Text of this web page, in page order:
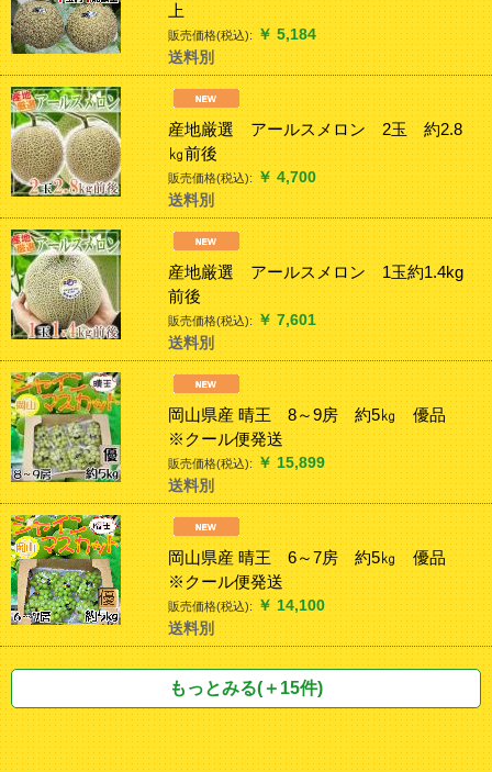
上
販売価格(税込): ￥5,184
送料別
産地厳選 アールスメロン 2玉 約2.8
㎏前後
販売価格(税込): ￥4,700
送料別
産地厳選 アールスメロン 1玉約1.4kg
前後
販売価格(税込): ￥7,601
送料別
岡山県産 晴王 8～9房 約5㎏ 優品
※クール便発送
販売価格(税込): ￥15,899
送料別
岡山県産 晴王 6～7房 約5㎏ 優品
※クール便発送
販売価格(税込): ￥14,100
送料別
もっとみる(＋15件)